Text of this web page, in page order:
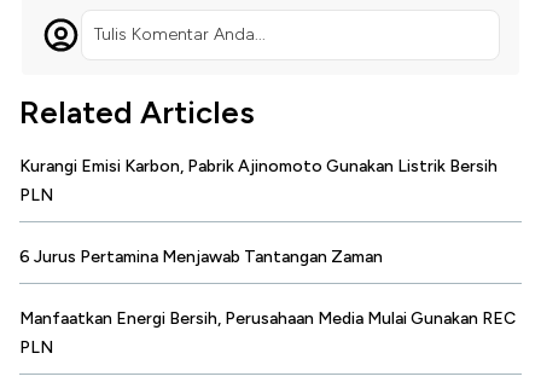
Tulis Komentar Anda...
Related Articles
Kurangi Emisi Karbon, Pabrik Ajinomoto Gunakan Listrik Bersih
PLN
6 Jurus Pertamina Menjawab Tantangan Zaman
Manfaatkan Energi Bersih, Perusahaan Media Mulai Gunakan REC
PLN